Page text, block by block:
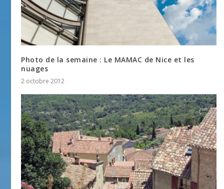
Photo de la semaine : Le MAMAC de Nice et les
nuages
2 octobre 2012